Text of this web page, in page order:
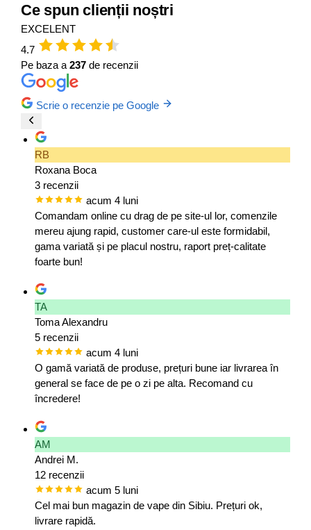
Ce spun clienții noștri
EXCELENT
4.7
Pe baza a 237 de recenzii
Scrie o recenzie pe Google
RB
Roxana Boca
3 recenzii
acum 4 luni
Comandam online cu drag de pe site-ul lor, comenzile
mereu ajung rapid, customer care-ul este formidabil,
gama variată și pe placul nostru, raport preț-calitate
foarte bun!
TA
Toma Alexandru
5 recenzii
acum 4 luni
O gamă variată de produse, prețuri bune iar livrarea în
general se face de pe o zi pe alta. Recomand cu
încredere!
AM
Andrei M.
12 recenzii
acum 5 luni
Cel mai bun magazin de vape din Sibiu. Prețuri ok,
livrare rapidă.